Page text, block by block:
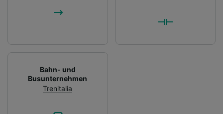
Bahn- und
Busunternehmen
Trenitalia